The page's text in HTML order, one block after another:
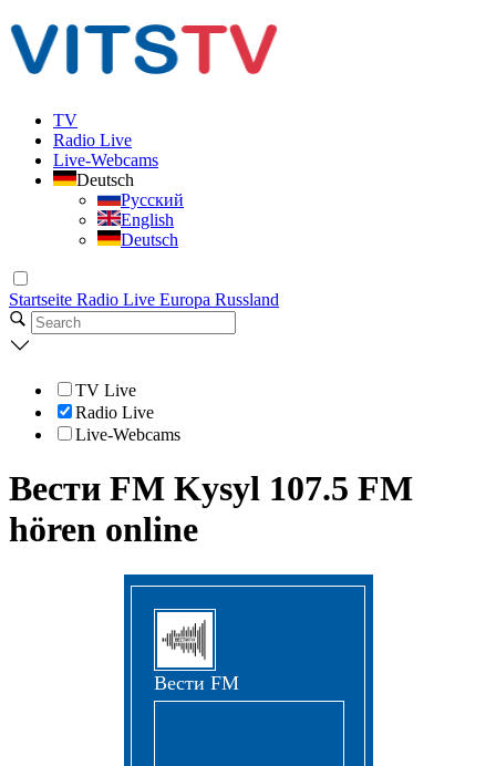
TV
Radio Live
Live-Webcams
Deutsch
Русский
English
Deutsch
Startseite Radio Live Europa Russland
TV Live
Radio Live
Live-Webcams
Вести FM Kysyl 107.5 FM
hören online
Вести FM